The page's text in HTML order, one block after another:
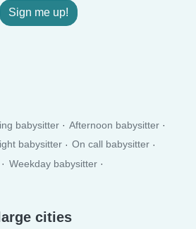
Sign me up!
babysitter
Afternoon babysitter
babysitter
On call babysitter
Weekday babysitter
cities